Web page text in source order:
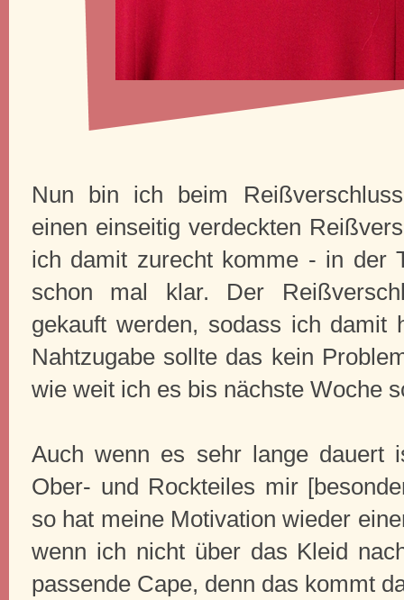
Nun bin ich beim
einen einseitig verdeckten
ich damit zurecht komme - in der
schon mal klar. Der
gekauft werden, sodass ich damit
Nahtzugabe sollte das kein
wie weit ich es bis nächste Woche
Auch wenn es sehr lange dauert
Ober- und Rockteiles mir
so hat meine Motivation wieder
wenn ich nicht über das Kleid
passende Cape, denn das kommt